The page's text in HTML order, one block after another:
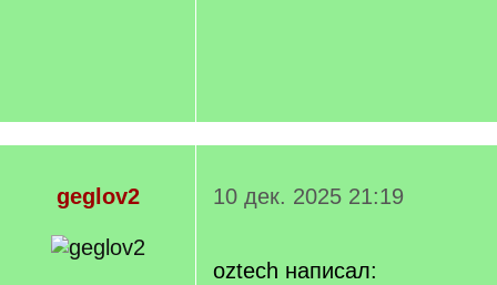
geglov2 10 дек. 2025 21:19
oztech написал: